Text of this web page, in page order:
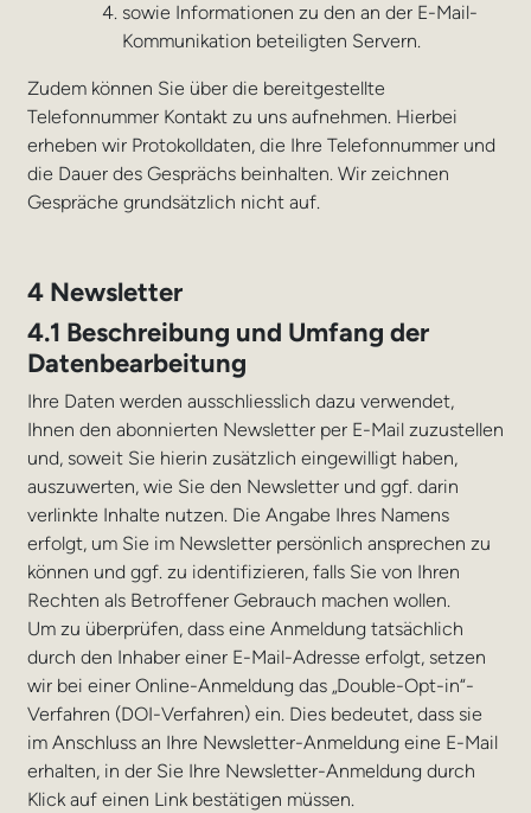
sowie Informationen zu den an der E-Mail-
Kommunikation beteiligten Servern.
Zudem können Sie über die bereitgestellte
Telefonnummer Kontakt zu uns aufnehmen. Hierbei
erheben wir Protokolldaten, die Ihre Telefonnummer und
die Dauer des Gesprächs beinhalten. Wir zeichnen
Gespräche grundsätzlich nicht auf.
4 Newsletter
4.1 Beschreibung und Umfang der
Datenbearbeitung
Ihre Daten werden ausschliesslich dazu verwendet,
Ihnen den abonnierten Newsletter per E-Mail zuzustellen
und, soweit Sie hierin zusätzlich eingewilligt haben,
auszuwerten, wie Sie den Newsletter und ggf. darin
verlinkte Inhalte nutzen. Die Angabe Ihres Namens
erfolgt, um Sie im Newsletter persönlich ansprechen zu
können und ggf. zu identifizieren, falls Sie von Ihren
Rechten als Betroffener Gebrauch machen wollen.
Um zu überprüfen, dass eine Anmeldung tatsächlich
durch den Inhaber einer E-Mail-Adresse erfolgt, setzen
wir bei einer Online-Anmeldung das „Double-Opt-in“-
Verfahren (DOI-Verfahren) ein. Dies bedeutet, dass sie
im Anschluss an Ihre Newsletter-Anmeldung eine E-Mail
erhalten, in der Sie Ihre Newsletter-Anmeldung durch
Klick auf einen Link bestätigen müssen.